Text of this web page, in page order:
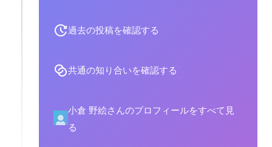
過去の投稿を確認する
共通の知り合いを確認する
小倉 野絵さんのプロフィールをすべて見
る